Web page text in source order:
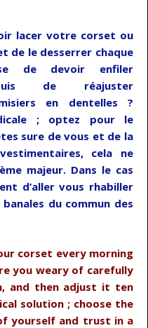
lacer votre corset ou
de le desserrer chaque
de devoir enfiler
puis de réajuster
en dentelles ?
; optez pour le
sure de vous et de la
cela ne
majeur. Dans le cas
d’aller vous rhabiller
du commun des
corset every morning
you weary of carefully
and then adjust it ten
solution ; choose the
yourself and trust in a